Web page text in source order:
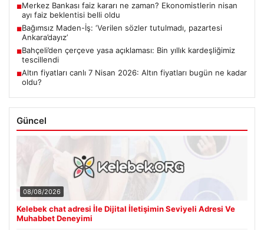
■Merkez Bankası faiz kararı ne zaman? Ekonomistlerin nisan
ayı faiz beklentisi belli oldu
■Bağımsız Maden-İş: ‘Verilen sözler tutulmadı, pazartesi
Ankara’dayız’
■Bahçeli’den çerçeve yasa açıklaması: Bin yıllık kardeşliğimiz
tescillendi
■Altın fiyatları canlı 7 Nisan 2026: Altın fiyatları bugün ne kadar
oldu?
Güncel
08/08/2026
Kelebek chat adresi İle Dijital İletişimin Seviyeli Adresi Ve
Muhabbet Deneyimi